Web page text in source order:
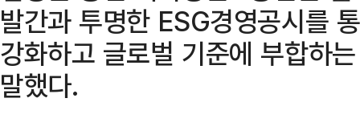
발간과 투명한 ESG경영공시를
강화하고 글로벌 기준에 부합하
말했다.